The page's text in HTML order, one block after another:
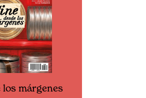
los márgenes